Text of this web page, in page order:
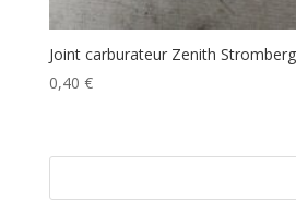
Joint carburateur Zenith Stromberg
0,40 €